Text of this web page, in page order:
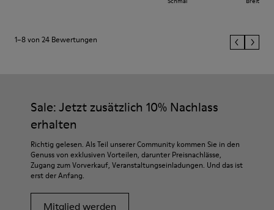
1–8 von 24 Bewertungen
Sale: Jetzt zusätzlich 10% Nachlass
erhalten
Richtig gelesen. Als Teil unserer Community kommen Sie in den
Genuss von exklusiven Vorteilen, darunter Preisnachlässe,
Zugang zum Vorverkauf, Veranstaltungseinladungen. Und das ist
erst der Anfang.
Mitglied werden